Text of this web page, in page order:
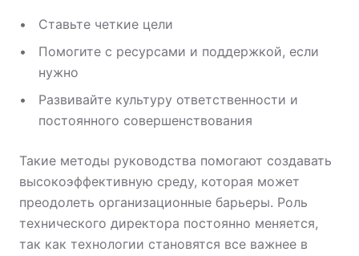
Ставьте четкие цели
Помогите с ресурсами и поддержкой, если
нужно
Развивайте культуру ответственности и
постоянного совершенствования
Такие методы руководства помогают создавать
высокоэффективную среду, которая может
преодолеть организационные барьеры. Роль
технического директора постоянно меняется,
так как технологии становятся все важнее в